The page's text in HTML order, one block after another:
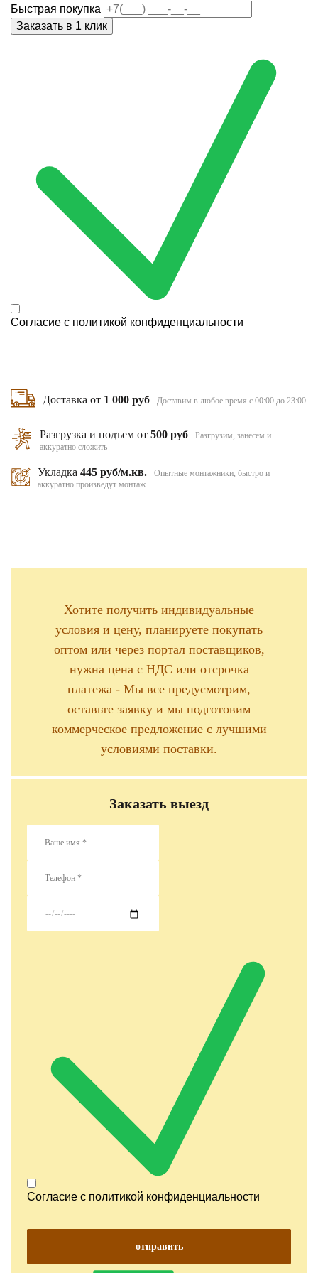
Быстрая покупка
Согласие с политикой конфиденциальности
Доставка от 1 000 руб Доставим в любое время с 00:00 до 23:00
Разгрузка и подъем от500 руб
Разгрузим, занесем и
аккуратно сложить
Укладка 445 руб/м.кв.
Опытные монтажники, быстро и
аккуратно произведут монтаж
Хотите получить индивидуальные
условия и цену, планируете покупать
оптом или через портал поставщиков,
нужна цена с НДС или отсрочка
платежа - Мы все предусмотрим,
оставьте заявку и мы подготовим
коммерческое предложение с лучшими
условиями поставки.
Заказать выезд
Согласие с политикой конфиденциальности
отправить